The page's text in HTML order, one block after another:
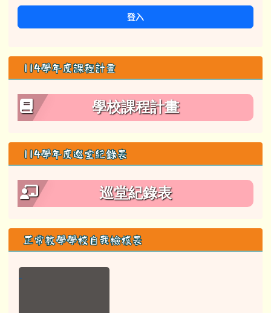
登入
114學年度課程計畫
學校課程計畫
114學年度巡堂紀錄表
巡堂紀錄表
正常教學學校自我檢核表